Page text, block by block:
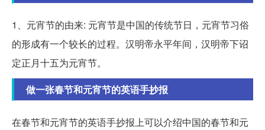
1、元宵节的由来: 元宵节是中国的传统节日，元宵节习俗
的形成有一个较长的过程。汉明帝永平年间，汉明帝下诏
定正月十五为元宵节。
做一张春节和元宵节的英语手抄报
在春节和元宵节的英语手抄报上可以介绍中国的春节和元